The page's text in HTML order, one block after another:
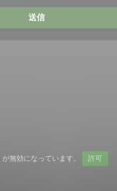
無効になっています。 許可